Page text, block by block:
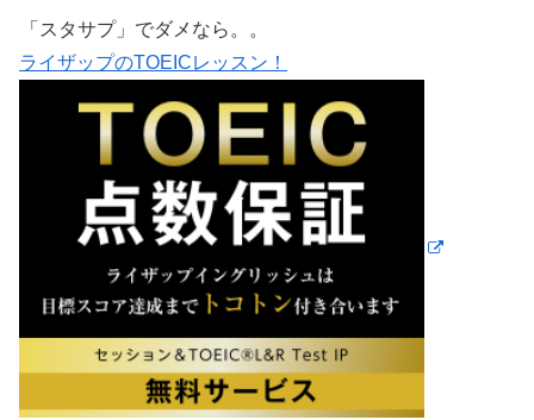
「スタサプ」でダメなら。。
ライザップのTOEICレッスン！